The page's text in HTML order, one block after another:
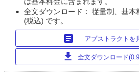
全文ダウンロード： 従量制、基本
(税込) です。
article アブストラクトを
download 全文ダウンロード